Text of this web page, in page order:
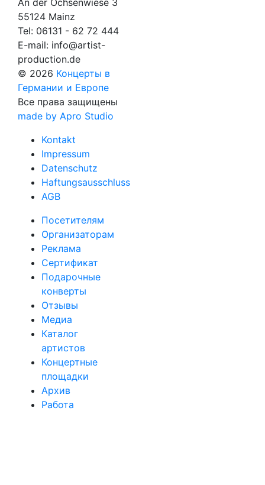
55124 Mainz
Tel: 06131 - 62 72 444
E-mail: info@artist-
production.de
© 2026 Концерты в
Германии и Европе
Все права защищены
made by Apro Studio
Kontakt
Impressum
Datenschutz
Haftungsausschluss
AGB
Посетителям
Организаторам
Реклама
Сертификат
Подарочные
конверты
Отзывы
Медиа
Каталог
артистов
Концертные
площадки
Архив
Работа